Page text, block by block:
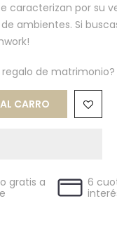
caracterizan por su
ambientes. Si
regalo de matrimonio?
CARRO
gratis a
6